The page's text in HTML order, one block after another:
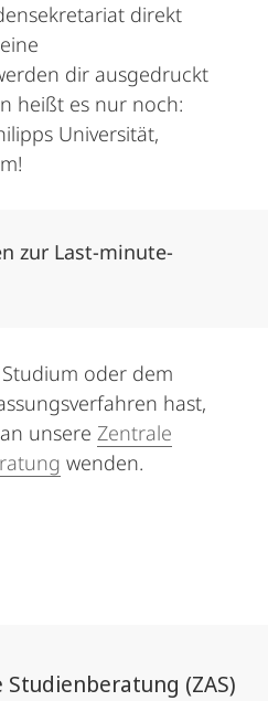
direkt
dir ausgedruckt
heißt es nur noch:
Universität,
zur Last-minute-
oder dem
hast,
unsere Zentrale
wenden.
(ZAS)